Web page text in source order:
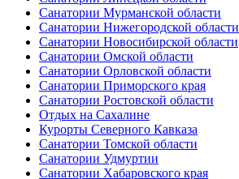
Санатории Мурманской области
Санатории Нижегородской области
Санатории Новосибирской области
Санатории Омской области
Санатории Орловской области
Санатории Приморского края
Санатории Ростовской области
Отдых на Сахалине
Курорты Северного Кавказа
Санатории Томской области
Санатории Удмуртии
Санатории Хабаровского края